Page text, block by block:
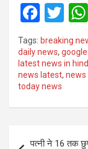
F
a
ce
b
o
o
T
tt
er
Tags: breaking
daily news,
latest news in
news latest, news
today news
पत्नी ने 16 तक